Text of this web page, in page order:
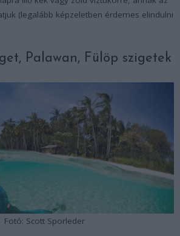
(legalább képzeletben érdemes elindulni
Palawan, Fülöp szigetek
Fotó: Scott Sporleder